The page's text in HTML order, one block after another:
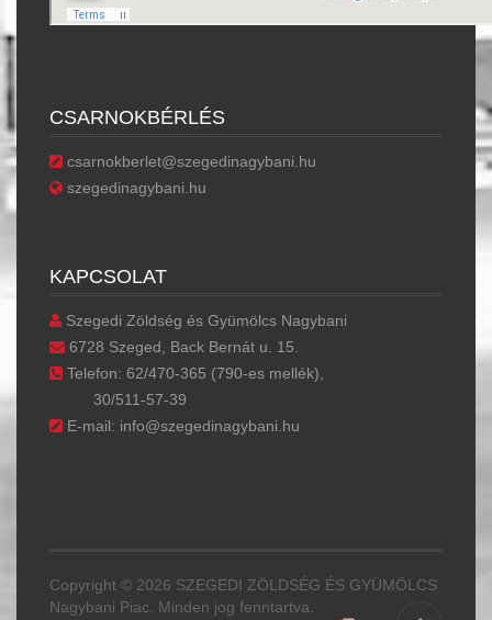
CSARNOKBÉRLÉS
csarnokberlet@szegedinagybani.hu
szegedinagybani.hu
KAPCSOLAT
Szegedi Zöldség és Gyümölcs Nagybani
6728 Szeged, Back Bernát u. 15.
Telefon: 62/470-365 (790-es mellék),
30/511-57-39
E-mail: info@szegedinagybani.hu
Copyright © 2026 SZEGEDI ZÖLDSÉG ÉS GYÜMÖLCS
Nagybani Piac. Minden jog fenntartva.